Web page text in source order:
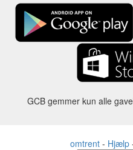
GCB gemmer kun alle
omtrent- Hjælp